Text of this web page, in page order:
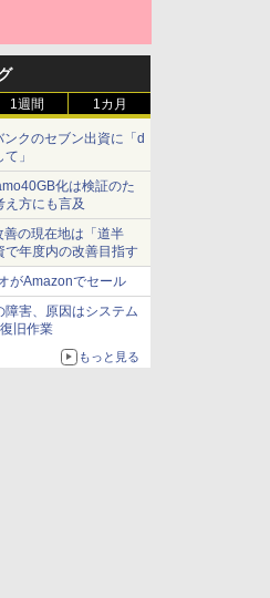
1週間 1カ月
クのセブン出資に「d
」
化は検証のた
え方にも言及
善の現在地は「道半
年度内の改善目指す
がAmazonでセール
障害、原因はシステム
旧作業
もっと見る